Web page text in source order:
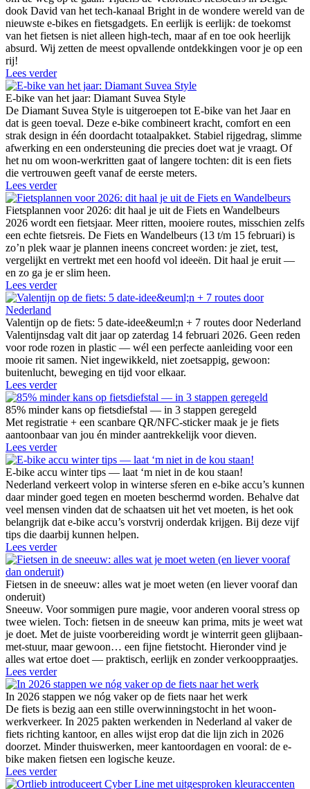
dook David van het tech-kanaal Bright in de wondere wereld van de
nieuwste e-bikes en fietsgadgets. En eerlijk is eerlijk: de toekomst
van het fietsen is niet alleen high-tech, maar af en toe ook heerlijk
absurd. Wij zetten de meest opvallende ontdekkingen voor je op een
rij!
Lees verder
E-bike van het jaar: Diamant Suvea Style
De Diamant Suvea Style is uitgeroepen tot E-bike van het Jaar en
dat is geen toeval. Deze e-bike combineert kracht, comfort en een
strak design in één doordacht totaalpakket. Stabiel rijgedrag, slimme
afwerking en een ondersteuning die precies doet wat je vraagt. Of
het nu om woon-werkritten gaat of langere tochten: dit is een fiets
die vertrouwen geeft vanaf de eerste meters.
Lees verder
Fietsplannen voor 2026: dit haal je uit de Fiets en Wandelbeurs
2026 wordt een fietsjaar. Meer ritten, mooiere routes, misschien zelfs
een echte fietsreis. De Fiets en Wandelbeurs (13 t/m 15 februari) is
zo’n plek waar je plannen ineens concreet worden: je ziet, test,
vergelijkt en vertrekt met een hoofd vol ideeën. Dit haal je eruit —
en zo ga je er slim heen.
Lees verder
Valentijn op de fiets: 5 date-idee&euml;n + 7 routes door Nederland
Valentijnsdag valt dit jaar op zaterdag 14 februari 2026. Geen reden
voor rode rozen in plastic — wél een perfecte aanleiding voor een
mooie rit samen. Niet ingewikkeld, niet zoetsappig, gewoon:
buitenlucht, beweging en tijd voor elkaar.
Lees verder
85% minder kans op fietsdiefstal — in 3 stappen geregeld
Met registratie + een scanbare QR/NFC-sticker maak je je fiets
aantoonbaar van jou én minder aantrekkelijk voor dieven.
Lees verder
E-bike accu winter tips — laat ‘m niet in de kou staan!
Nederland verkeert volop in winterse sferen en e-bike accu’s kunnen
daar minder goed tegen en moeten beschermd worden. Behalve dat
veel mensen vinden dat de schaatsen uit het vet moeten, is het ook
belangrijk dat e-bike accu’s vorstvrij onderdak krijgen. Bij deze vijf
tips die daarbij kunnen helpen.
Lees verder
Fietsen in de sneeuw: alles wat je moet weten (en liever vooraf dan
onderuit)
Sneeuw. Voor sommigen pure magie, voor anderen vooral stress op
twee wielen. Toch: fietsen in de sneeuw kan prima, mits je weet wat
je doet. Met de juiste voorbereiding wordt je winterrit geen glijbaan-
met-stuur, maar gewoon… een fijne fietstocht. Hieronder vind je
alles wat ertoe doet — praktisch, eerlijk en zonder verkooppraatjes.
Lees verder
In 2026 stappen we nóg vaker op de fiets naar het werk
De fiets is bezig aan een stille overwinningstocht in het woon-
werkverkeer. In 2025 pakten werkenden in Nederland al vaker de
fiets richting kantoor, en alles wijst erop dat die lijn zich in 2026
doorzet. Minder thuiswerken, meer kantoordagen en vooral: de e-
bike maken fietsen een logische keuze.
Lees verder